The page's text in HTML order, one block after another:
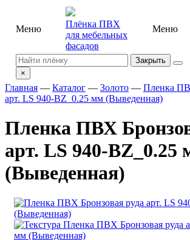
Меню
Плёнка ПВХ
для мебельных
фасадов
Меню
Закрыть
×
Главная — Каталог — Золото — Пленка
арт. LS 940-BZ_0.25 мм (Выведенная)
Пленка ПВХ
арт. LS 940-BZ_0.25
(Выведенная)